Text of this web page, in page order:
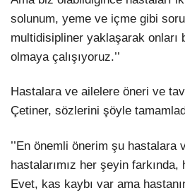
solunum, yeme ve içme gibi
multidisipliner yaklaşarak onları
olmaya çalışıyoruz.’’
Hastalara ve ailelere öneri ve
Çetiner, sözlerini şöyle
’’En önemli önerim şu hastalara
hastalarımız her şeyin
Evet, kas kaybı var ama